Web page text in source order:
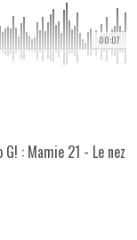
00:07
: Mamie 21 - Le nez